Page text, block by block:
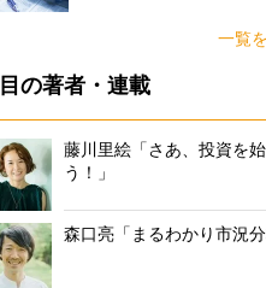
一覧
の著者・連載
藤川里絵「さあ、投資を
う！」
森口亮「まるわかり市況分